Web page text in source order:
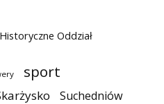
Oddział
sport
Suchedniów